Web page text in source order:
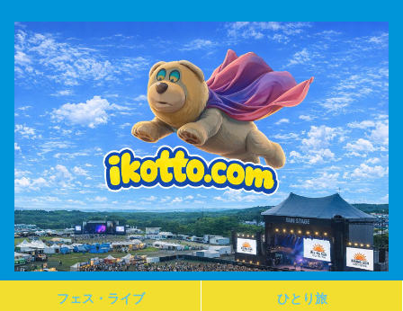
フェス・ライブ ひとり旅